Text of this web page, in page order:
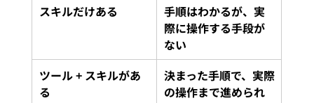
スキルだけある
手順はわかるが、実
際に操作する手段が
ない
ツール + スキルがあ
る
決まった手順で、実際
の操作まで進められ